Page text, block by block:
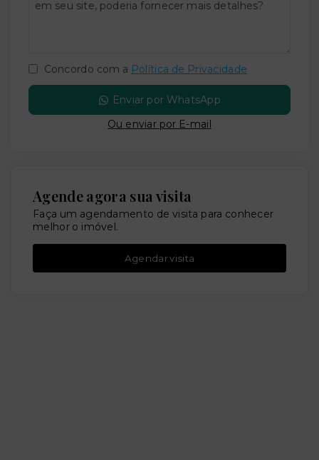
Concordo com a Política de Privacidade
Enviar por WhatsApp
Ou enviar por E-mail
Agende agora sua visita
Faça um agendamento de visita para conhecer
melhor o imóvel.
Agendar visita